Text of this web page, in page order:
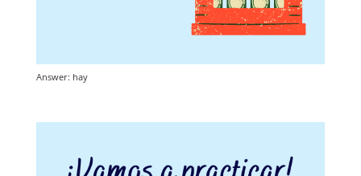
Answer: hay